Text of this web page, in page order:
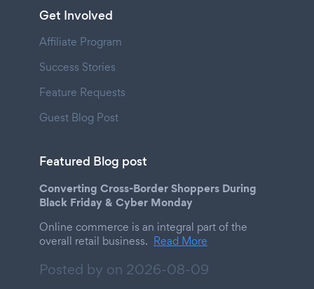
Get Involved
Affiliate Program
Success Stories
Feature Requests
Guest Blog Post
Featured Blog post
Converting Cross-Border Shoppers During
Black Friday & Cyber Monday
Online commerce is an integral part of the
overall retail business. Read More
Posted by on 2026-08-09